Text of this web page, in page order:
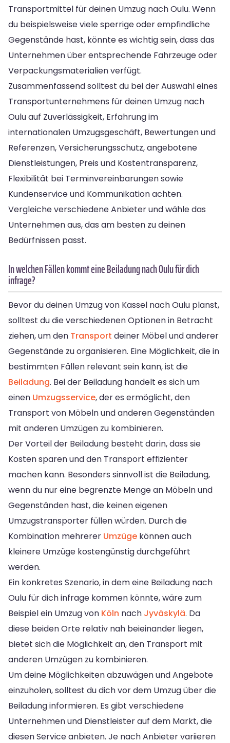
Transportmittel für deinen Umzug nach Oulu. Wenn
du beispielsweise viele sperrige oder empfindliche
Gegenstände hast, könnte es wichtig sein, dass das
Unternehmen über entsprechende Fahrzeuge oder
Verpackungsmaterialien verfügt.
Zusammenfassend solltest du bei der Auswahl eines
Transportunternehmens für deinen Umzug nach
Oulu auf Zuverlässigkeit, Erfahrung im
internationalen Umzugsgeschäft, Bewertungen und
Referenzen, Versicherungsschutz, angebotene
Dienstleistungen, Preis und Kostentransparenz,
Flexibilität bei Terminvereinbarungen sowie
Kundenservice und Kommunikation achten.
Vergleiche verschiedene Anbieter und wähle das
Unternehmen aus, das am besten zu deinen
Bedürfnissen passt.
In welchen Fällen kommt eine Beiladung nach Oulu für dich
infrage?
Bevor du deinen Umzug von Kassel nach Oulu planst,
solltest du die verschiedenen Optionen in Betracht
ziehen, um den Transport deiner Möbel und anderer
Gegenstände zu organisieren. Eine Möglichkeit, die in
bestimmten Fällen relevant sein kann, ist die
Beiladung. Bei der Beiladung handelt es sich um
einen Umzugsservice, der es ermöglicht, den
Transport von Möbeln und anderen Gegenständen
mit anderen Umzügen zu kombinieren.
Der Vorteil der Beiladung besteht darin, dass sie
Kosten sparen und den Transport effizienter
machen kann. Besonders sinnvoll ist die Beiladung,
wenn du nur eine begrenzte Menge an Möbeln und
Gegenständen hast, die keinen eigenen
Umzugstransporter füllen würden. Durch die
Kombination mehrerer Umzüge können auch
kleinere Umzüge kostengünstig durchgeführt
werden.
Ein konkretes Szenario, in dem eine Beiladung nach
Oulu für dich infrage kommen könnte, wäre zum
Beispiel ein Umzug von Köln nach Jyväskylä. Da
diese beiden Orte relativ nah beieinander liegen,
bietet sich die Möglichkeit an, den Transport mit
anderen Umzügen zu kombinieren.
Um deine Möglichkeiten abzuwägen und Angebote
einzuholen, solltest du dich vor dem Umzug über die
Beiladung informieren. Es gibt verschiedene
Unternehmen und Dienstleister auf dem Markt, die
diesen Service anbieten. Je nach Anbieter variieren